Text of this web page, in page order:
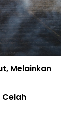
Melainkan
Celah